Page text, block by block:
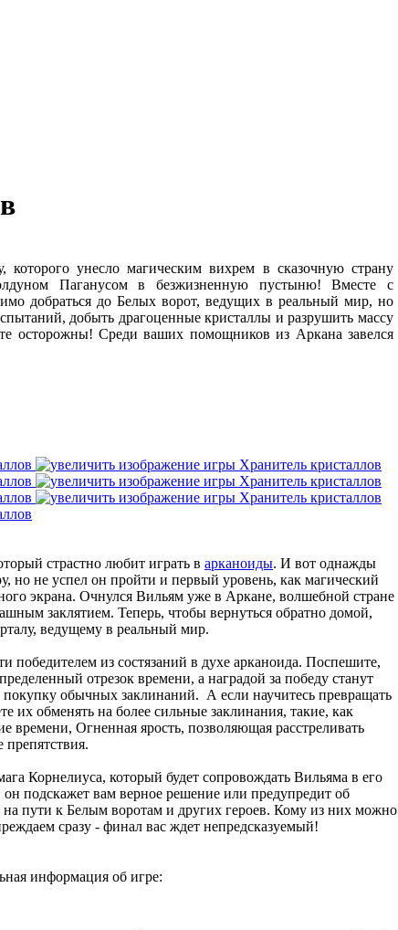
которого унесло магическим вихрем в сказочную страну
Паганусом в безжизненную пустыню! Вместе с
добраться до Белых ворот, ведущих в реальный мир, но
добыть драгоценные кристаллы и разрушить массу
осторожны! Среди ваших помощников из Аркана завелся
страстно любит играть в арканоиды. И вот однажды
но не успел он пройти и первый уровень, как магический
экрана. Очнулся Вильям уже в Аркане, волшебной стране
заклятием. Теперь, чтобы вернуться обратно домой,
ведущему в реальный мир.
из состязаний в духе арканоида. Поспешите,
отрезок времени, а наградой за победу станут
обычных заклинаний. А если научитесь превращать
их обменять на более сильные заклинания, такие, как
времени, Огненная ярость, позволяющая расстреливать
Корнелиуса, который будет сопровождать Вильяма в его
подскажет вам верное решение или предупредит об
пути к Белым воротам и других героев. Кому из них можно
сразу - финал вас ждет непредсказуемый!
информация об игре: